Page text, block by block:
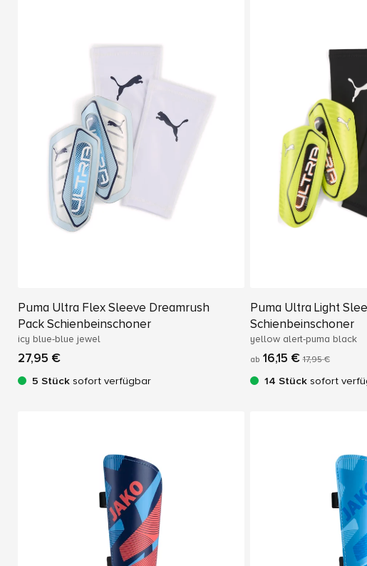
Puma Ultra Flex Sleeve Dreamrush
Pack Schienbeinschoner
icy blue-blue jewel
27,95 €
5 Stück sofort verfügbar
Puma Ultra Light
Schienbeinschoner
yellow alert-puma black
ab 16,15 € 17,95 €
14 Stücksofort